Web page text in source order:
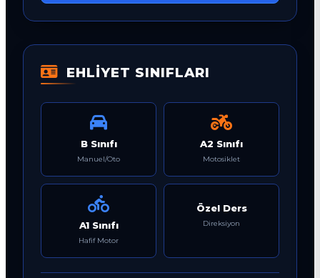
EHLİYET SINIFLARI
B Sınıfı
Manuel/Oto
A2 Sınıfı
Motosiklet
A1 Sınıfı
Hafif Motor
Özel Ders
Direksiyon